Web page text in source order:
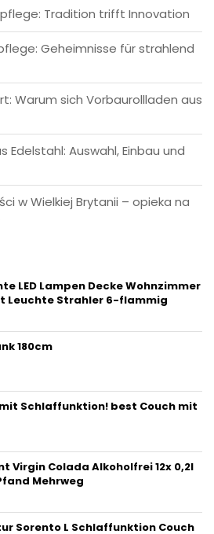
Tradition trifft Innovation
Geheimnisse für strahlend
Warum sich Vorbaurollladen aus
Edelstahl: Auswahl, Einbau und
w Wielkiej Brytanii – opieka na
LED Lampen Decke Wohnzimmer
Leuchte Strahler 6-flammig
180cm
mit Schlaffunktion! best Couch mit
Virgin Colada Alkoholfrei 12x 0,2l
Mehrweg
Sorento L Schlaffunktion Couch